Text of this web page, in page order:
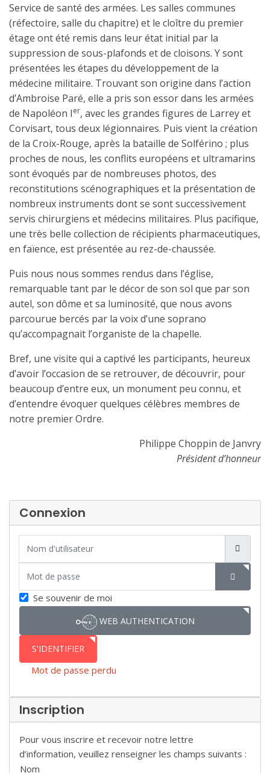
Service de santé des armées. Les salles communes
(réfectoire, salle du chapitre) et le cloître du premier
étage ont été remis dans leur état initial par la
suppression de sous-plafonds et de cloisons. Y sont
présentées les étapes du développement de la
médecine militaire. Trouvant son origine dans l’action
d’Ambroise Paré, elle a pris son essor dans les armées
de Napoléon Ier, avec les grandes figures de Larrey et
Corvisart, tous deux légionnaires. Puis vient la création
de la Croix-Rouge, après la bataille de Solférino ; plus
proches de nous, les conflits européens et ultramarins
sont évoqués par de nombreuses photos, des
reconstitutions scénographiques et la présentation de
nombreux instruments dont se sont successivement
servis chirurgiens et médecins militaires. Plus pacifique,
une très belle collection de récipients pharmaceutiques,
en faïence, est présentée au rez-de-chaussée.
Puis nous nous sommes rendus dans l’église,
remarquable tant par le décor de son sol que par son
autel, son dôme et sa luminosité, que nous avons
parcourue bercés par la voix d’une soprano
qu’accompagnait l’organiste de la chapelle.
Bref, une visite qui a captivé les participants, heureux
d’avoir l’occasion de se retrouver, de découvrir, pour
beaucoup d’entre eux, un monument peu connu, et
d’entendre évoquer quelques célèbres membres de
notre premier Ordre.
Philippe Choppin de Janvry
Président d’honneur
Connexion
SHOW
Se souvenir de moi
WEB AUTHENTICATION
S'IDENTIFIER
Mot de passe perdu
Inscription
Pour vous inscrire et recevoir notre lettre
d’information, veuillez renseigner les champs suivants :
Nom